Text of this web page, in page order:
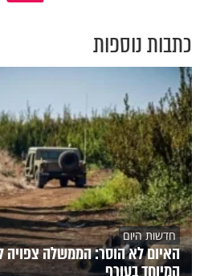
כתבות נוספות
חדשות היום
האיום לא הוסר: הממשלה